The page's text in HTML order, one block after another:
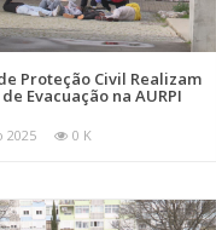
Proteção Civil Realizam
Evacuação na AURPI
2025 0 K